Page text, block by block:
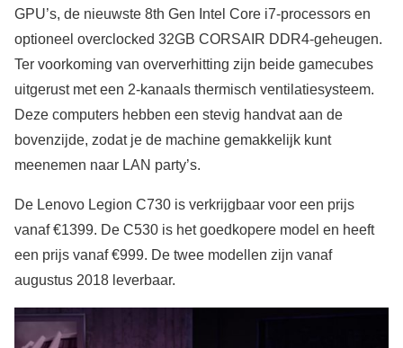
GPU’s, de nieuwste 8th Gen Intel Core i7-processors en
optioneel overclocked 32GB CORSAIR DDR4-geheugen.
Ter voorkoming van oververhitting zijn beide gamecubes
uitgerust met een 2-kanaals thermisch ventilatiesysteem.
Deze computers hebben een stevig handvat aan de
bovenzijde, zodat je de machine gemakkelijk kunt
meenemen naar LAN party’s.
De Lenovo Legion C730 is verkrijgbaar voor een prijs
vanaf €1399. De C530 is het goedkopere model en heeft
een prijs vanaf €999. De twee modellen zijn vanaf
augustus 2018 leverbaar.